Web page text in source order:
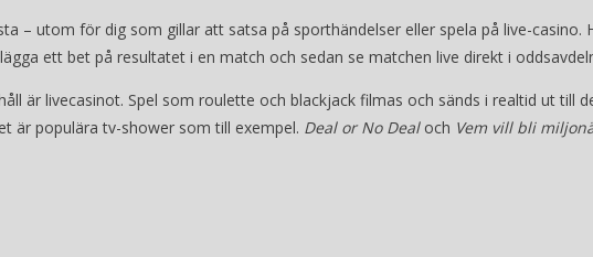
– utom för dig som gillar att satsa på sporthändelser eller spela på live-
ett bet på resultatet i en match och sedan se matchen live direkt i
är livecasinot. Spel som roulette och blackjack filmas och sänds i realtid ut till
är populära tv-shower som till exempel. Deal or No Dealoch Vem vill bli